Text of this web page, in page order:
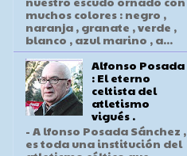
muchos colores : negro ,
naranja , granate , verde ,
blanco , azul marino , a...
Alfonso Posada
: El eterno
celtista del
atletismo
vigués .
- A lfonso Posada Sánchez ,
es toda una institución del